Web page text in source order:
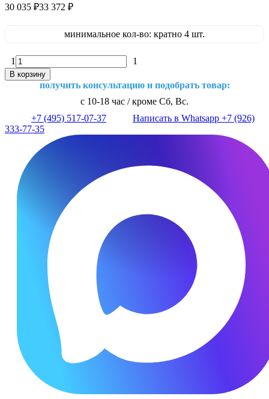
30 035 ₽33 372 ₽
минимальное кол-во: кратно 4 шт.
1 1
В корзину
получить консультацию и подобрать товар:
с 10-18 час / кроме Сб, Вс.
+7 (495) 517-07-37
Написать в Whatsapp +7 (926)
333-77-35